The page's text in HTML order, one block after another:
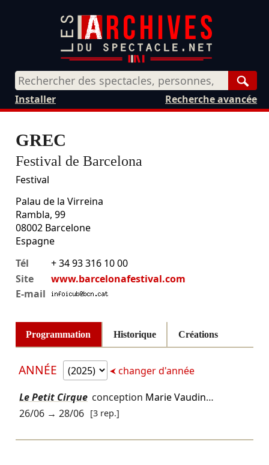
Recherche avancée
Installer
GREC
Festival de Barcelona
Festival
Palau de la Virreina
Rambla, 99
08002 Barcelone
Espagne
Tél
+ 34 93 316 10 00
Site
www.barcelonafestival.com
E-mail
Programmation Historique Créations
ANNÉE changer d'année
Le Petit Cirque conception Marie Vaudin…
26/06→ 28/06 [3 rep.]